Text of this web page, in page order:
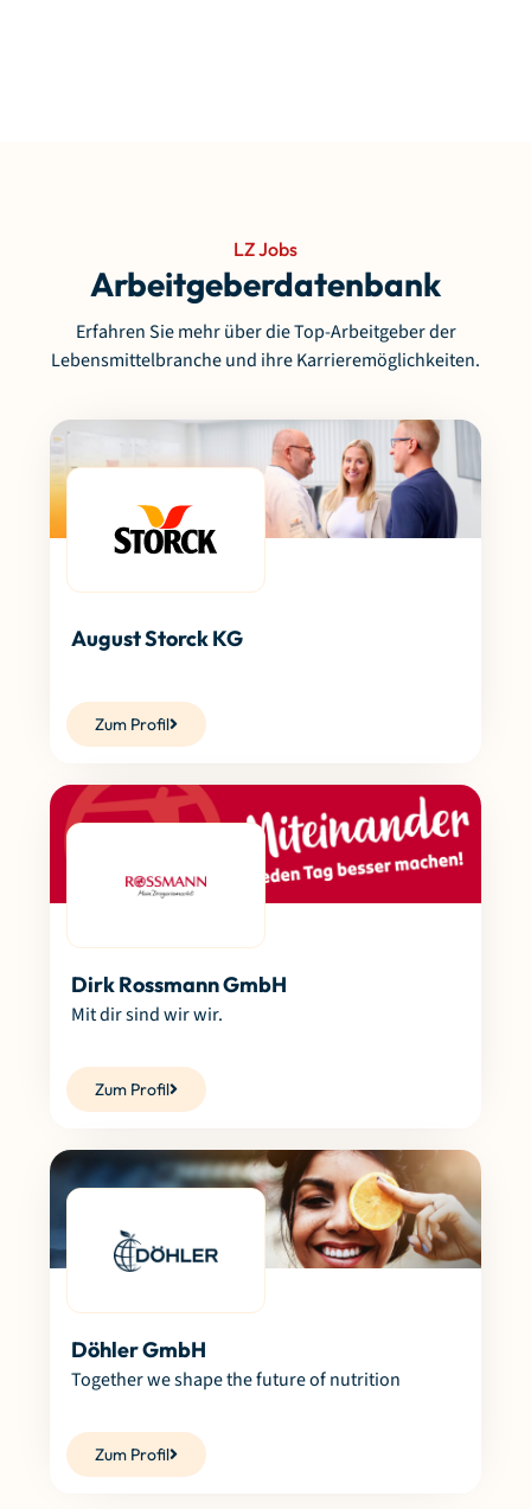
LZ Jobs
Arbeitgeberdatenbank
Erfahren Sie mehr über die Top-Arbeitgeber der
Lebensmittelbranche und ihre Karrieremöglichkeiten.
August Storck KG
Zum Profil
Dirk Rossmann GmbH
Mit dir sind wir wir.
Zum Profil
Döhler GmbH
Together we shape the future of nutrition
Zum Profil